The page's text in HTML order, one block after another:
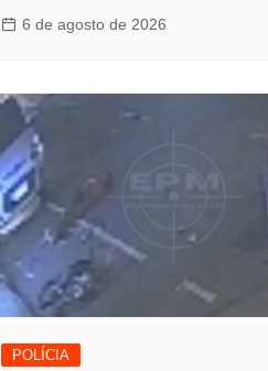
6 de agosto de 2026
POLÍCIA